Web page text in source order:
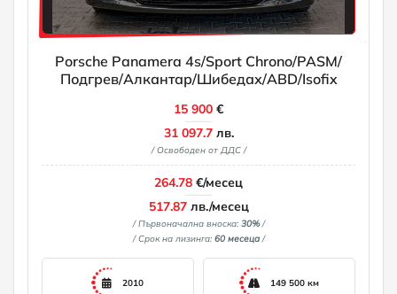
Porsche Panamera 4s/Sport Chrono/PASM/
Подгрев/Алкантар/Шибедах/ABD/Isofix
15 900 €
31 097.7лв.
/ Освободен от ДДС /
264.78 €/месец
517.87лв./месец
/ Първоначална вноска: 30%/
/ Срок на лизинга: 60 месеца/
2010 149 500 км